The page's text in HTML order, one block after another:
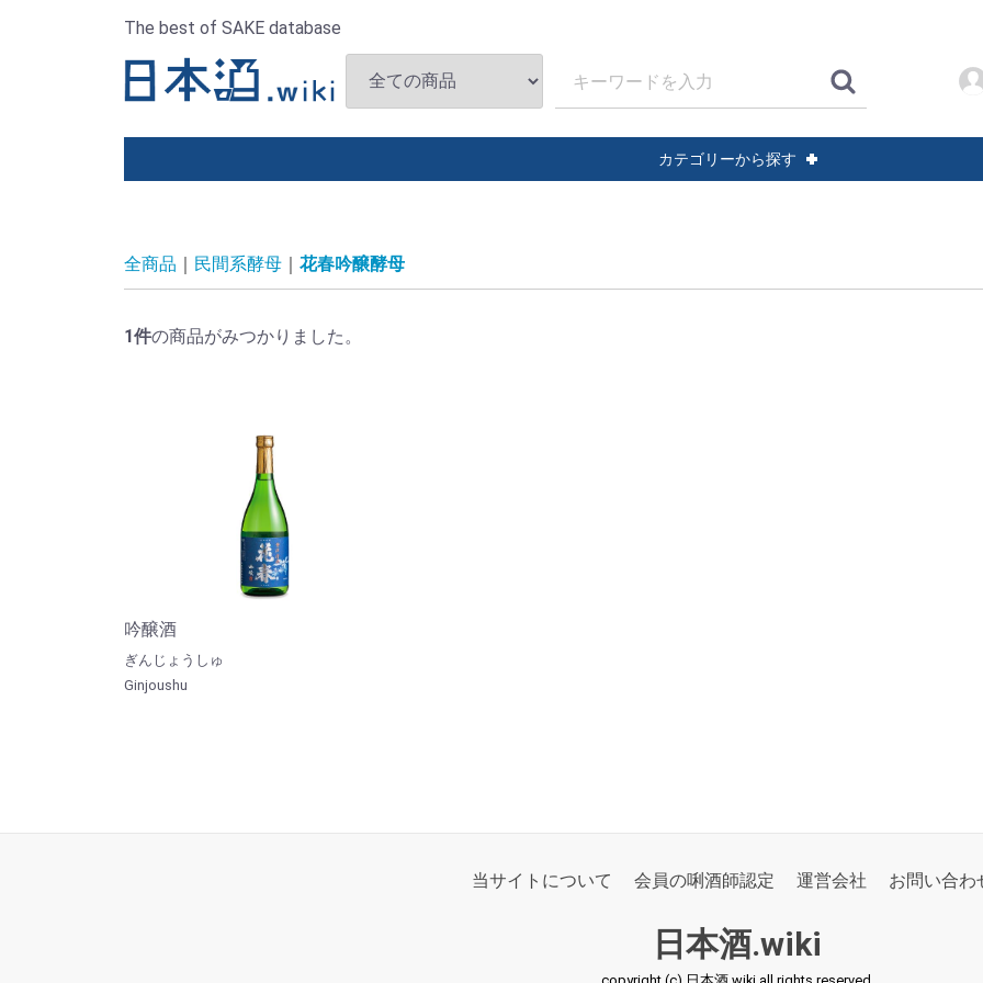
The best of SAKE database
カテゴリーから探す
全商品 民間系酵母 花春吟醸酵母
1件の商品がみつかりました。
吟醸酒
ぎんじょうしゅ
Ginjoushu
当サイトについて 会員の唎酒師認定 運営会社 お問い合わ
日本酒.wiki